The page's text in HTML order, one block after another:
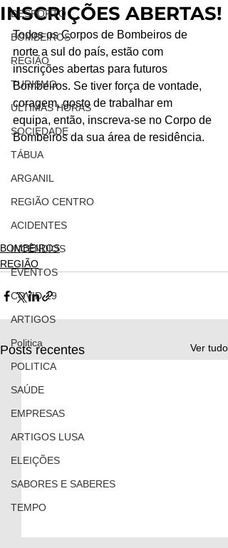
DESPORTO
BOMBEIROS
REGIÃO
TURISMO
ÚLTIMAS HORAS
SOCIEDADE
TÁBUA
ARGANIL
REGIÃO CENTRO
ACIDENTES
INCÊNDIOS
EVENTOS
COVID-19
ARTIGOS
Politica
POLITICA
SAÚDE
EMPRESAS
ARTIGOS LUSA
ELEIÇÕES
SABORES E SABERES
TEMPO
INSCRIÇÕES ABERTAS!
Todos os Corpos de Bombeiros de
norte a sul do país, estão com
inscrições abertas para futuros
Bombeiros. Se tiver força de vontade,
coragem, gosto de trabalhar em
equipa, então, inscreva-se no Corpo de
Bombeiros da sua área de residência.
BOMBEIROS
REGIÃO
Posts recentes Ver tudo